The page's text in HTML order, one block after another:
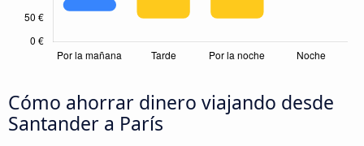
Cómo ahorrar dinero viajando desde
Santander a París